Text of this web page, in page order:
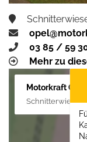
03 85 / 59
Mehr zu
Motorkraft
Schnitterwiese